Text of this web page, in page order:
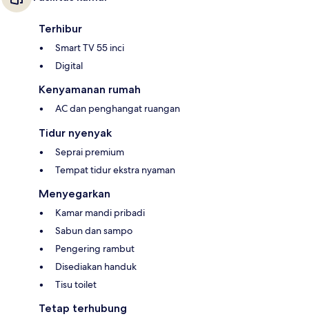
Terhibur
Smart TV 55 inci
Digital
Kenyamanan rumah
AC dan penghangat ruangan
Tidur nyenyak
Seprai premium
Tempat tidur ekstra nyaman
Menyegarkan
Kamar mandi pribadi
Sabun dan sampo
Pengering rambut
Disediakan handuk
Tisu toilet
Tetap terhubung